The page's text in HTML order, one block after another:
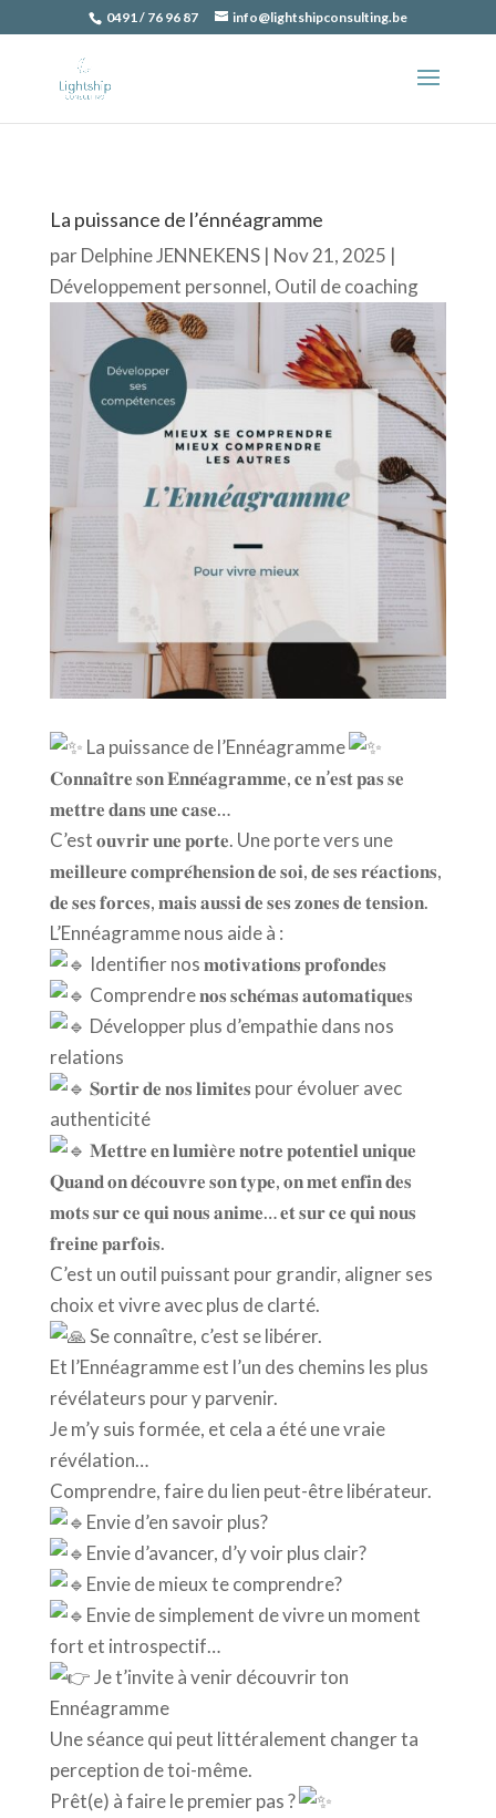
0491 / 76 96 87 info@lightshipconsulting.be
La puissance de l’énnéagramme
parDelphine JENNEKENS| Nov 21, 2025 |
Développement personnel, Outil de coaching
La puissance de l’Ennéagramme
𝐂𝐨𝐧𝐧𝐚𝐢̂𝐭𝐫𝐞 𝐬𝐨𝐧 𝐄𝐧𝐧𝐞́𝐚𝐠𝐫𝐚𝐦𝐦𝐞, 𝐜𝐞 𝐧’𝐞𝐬𝐭 𝐩𝐚𝐬 𝐬𝐞
𝐦𝐞𝐭𝐭𝐫𝐞 𝐝𝐚𝐧𝐬 𝐮𝐧𝐞 𝐜𝐚𝐬𝐞…
C’est 𝐨𝐮𝐯𝐫𝐢𝐫 𝐮𝐧𝐞 𝐩𝐨𝐫𝐭𝐞. Une porte vers une
𝐦𝐞𝐢𝐥𝐥𝐞𝐮𝐫𝐞 𝐜𝐨𝐦𝐩𝐫𝐞́𝐡𝐞𝐧𝐬𝐢𝐨𝐧 𝐝𝐞 𝐬𝐨𝐢, 𝐝𝐞 𝐬𝐞𝐬 𝐫𝐞́𝐚𝐜𝐭𝐢𝐨𝐧𝐬,
𝐝𝐞 𝐬𝐞𝐬 𝐟𝐨𝐫𝐜𝐞𝐬, 𝐦𝐚𝐢𝐬 𝐚𝐮𝐬𝐬𝐢 𝐝𝐞 𝐬𝐞𝐬 𝐳𝐨𝐧𝐞𝐬 𝐝𝐞 𝐭𝐞𝐧𝐬𝐢𝐨𝐧.
L’Ennéagramme nous aide à :
Identifier nos 𝐦𝐨𝐭𝐢𝐯𝐚𝐭𝐢𝐨𝐧𝐬 𝐩𝐫𝐨𝐟𝐨𝐧𝐝𝐞𝐬
Comprendre 𝐧𝐨𝐬 𝐬𝐜𝐡𝐞́𝐦𝐚𝐬 𝐚𝐮𝐭𝐨𝐦𝐚𝐭𝐢𝐪𝐮𝐞𝐬
Développer plus d’empathie dans nos
relations
𝐒𝐨𝐫𝐭𝐢𝐫 𝐝𝐞 𝐧𝐨𝐬 𝐥𝐢𝐦𝐢𝐭𝐞𝐬 pour évoluer avec
authenticité
𝐌𝐞𝐭𝐭𝐫𝐞 𝐞𝐧 𝐥𝐮𝐦𝐢𝐞̀𝐫𝐞 𝐧𝐨𝐭𝐫𝐞 𝐩𝐨𝐭𝐞𝐧𝐭𝐢𝐞𝐥 𝐮𝐧𝐢𝐪𝐮𝐞
𝐐𝐮𝐚𝐧𝐝 𝐨𝐧 𝐝𝐞́𝐜𝐨𝐮𝐯𝐫𝐞 𝐬𝐨𝐧 𝐭𝐲𝐩𝐞, 𝐨𝐧 𝐦𝐞𝐭 𝐞𝐧𝐟𝐢𝐧 𝐝𝐞𝐬
𝐦𝐨𝐭𝐬 𝐬𝐮𝐫 𝐜𝐞 𝐪𝐮𝐢 𝐧𝐨𝐮𝐬 𝐚𝐧𝐢𝐦𝐞… 𝐞𝐭 𝐬𝐮𝐫 𝐜𝐞 𝐪𝐮𝐢 𝐧𝐨𝐮𝐬
𝐟𝐫𝐞𝐢𝐧𝐞 𝐩𝐚𝐫𝐟𝐨𝐢𝐬.
C’est un outil puissant pour grandir, aligner ses
choix et vivre avec plus de clarté.
Se connaître, c’est se libérer.
Et l’Ennéagramme est l’un des chemins les plus
révélateurs pour y parvenir.
Je m’y suis formée, et cela a été une vraie
révélation…
Comprendre, faire du lien peut-être libérateur.
Envie d’en savoir plus?
Envie d’avancer, d’y voir plus clair?
Envie de mieux te comprendre?
Envie de simplement de vivre un moment
fort et introspectif…
Je t’invite à venir découvrir ton
Ennéagramme
Une séance qui peut littéralement changer ta
perception de toi-même.
Prêt(e) à faire le premier pas ?